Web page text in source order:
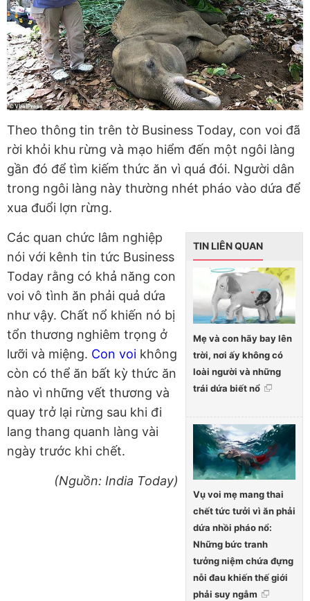
Theo thông tin trên tờ Business Today, con voi đã
rời khỏi khu rừng và mạo hiểm đến một ngôi làng
gần đó để tìm kiếm thức ăn vì quá đói. Người dân
trong ngôi làng này thường nhét pháo vào dứa để
xua đuổi lợn rừng.
TIN LIÊN QUAN
Mẹ và con hãy bay lên
trời, nơi ấy không có
loài người và những
trái dứa biết nổ
Vụ voi mẹ mang thai
chết tức tưởi vì ăn phải
dứa nhồi pháo nổ:
Những bức tranh
tưởng niệm chứa đựng
nỗi đau khiến thế giới
phải suy ngẫm
Các quan chức lâm nghiệp
nói với kênh tin tức Business
Today rằng có khả năng con
voi vô tình ăn phải quả dứa
như vậy. Chất nổ khiến nó bị
tổn thương nghiêm trọng ở
lưỡi và miệng. Con voi không
còn có thể ăn bất kỳ thức ăn
nào vì những vết thương và
quay trở lại rừng sau khi đi
lang thang quanh làng vài
ngày trước khi chết.
(Nguồn: India Today)